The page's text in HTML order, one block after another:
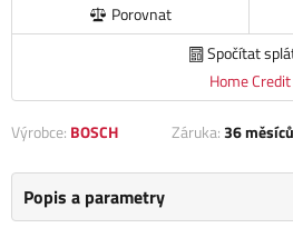
Porovnat
Spočítat
Home Credit
Výrobce: BOSCH Záruka:36 měsíců
Popis a parametry